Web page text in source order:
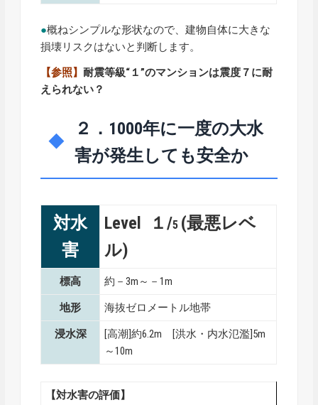
●概ねシンプルな形状なので、建物自体に大きな
損壊リスクはないと判断します。
【参照】耐震等級“１”のマンションは震度７に耐
えられない？
２．1000年に一度の大水
害が発生しても安全か
対水
害
Level １/5 (最悪レベ
ル)
標高 約－3m～－1m
地形 海抜ゼロメートル地帯
浸水深
[高潮]約6.2m [洪水・内水氾濫]5m
～10m
【対水害の評価】